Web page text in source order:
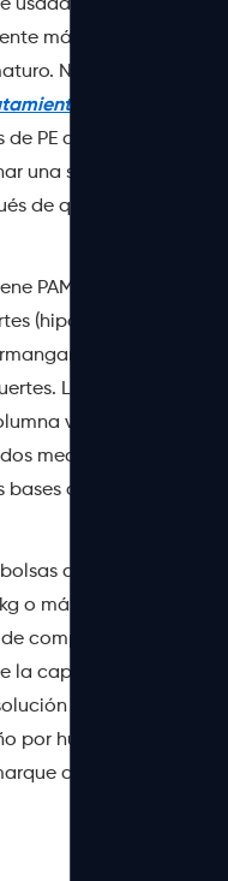
usadas que se dejan
más común de
Nuestro
de agua.
PE de doble capa
una segunda
de que se rompe la
PAM al menos a 3
(hipoclorito de
de
Los oxidantes
vertebral
mediante contacto
bases catalizan la
de más de 10
o más de 6 capas
compresión
la capa inferior se
uniforme
por humedad. Rote
claramente las